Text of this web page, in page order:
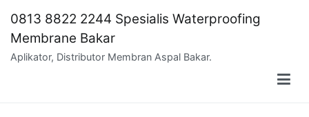
content
0813 8822 2244 Spesialis Waterproofing
Membrane Bakar
Aplikator, Distributor Membran Aspal Bakar.